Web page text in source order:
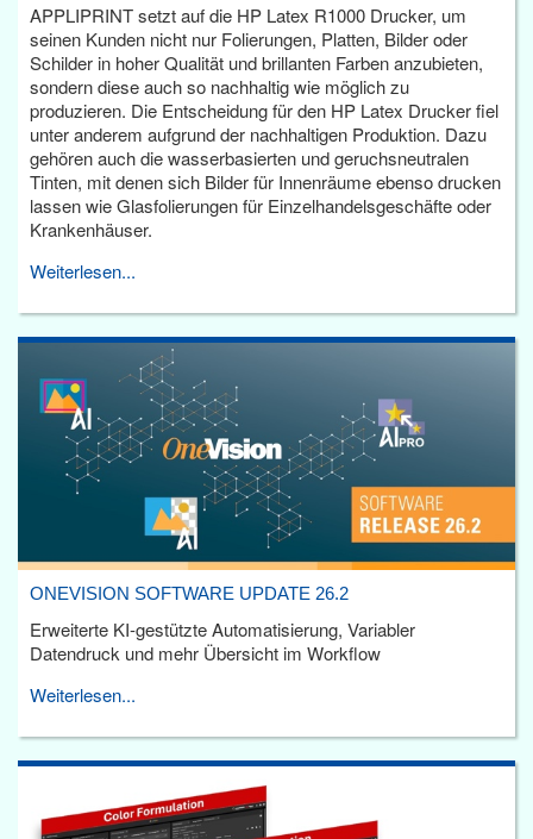
APPLIPRINT setzt auf die HP Latex R1000 Drucker, um
seinen Kunden nicht nur Folierungen, Platten, Bilder oder
Schilder in hoher Qualität und brillanten Farben anzubieten,
sondern diese auch so nachhaltig wie möglich zu
produzieren. Die Entscheidung für den HP Latex Drucker fiel
unter anderem aufgrund der nachhaltigen Produktion. Dazu
gehören auch die wasserbasierten und geruchsneutralen
Tinten, mit denen sich Bilder für Innenräume ebenso drucken
lassen wie Glasfolierungen für Einzelhandelsgeschäfte oder
Krankenhäuser.
Weiterlesen...
ONEVISION SOFTWARE UPDATE 26.2
Erweiterte KI-gestützte Automatisierung, Variabler
Datendruck und mehr Übersicht im Workflow
Weiterlesen...